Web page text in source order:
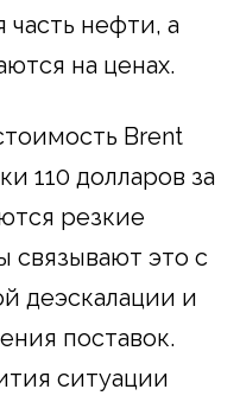
часть нефти, а
на ценах.
Brent
110 долларов за
резкие
связывают это с
деэскалации и
поставок.
ситуации